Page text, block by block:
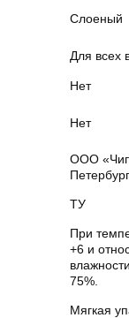
Слоеный
Для всех
Нет
Нет
ООО
ТУ
При
+6 и
75%.
Мягкая